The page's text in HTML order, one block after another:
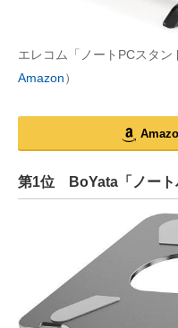
エレコム「ノートPCスタン
Amazon）
第1位 BoYata「ノート